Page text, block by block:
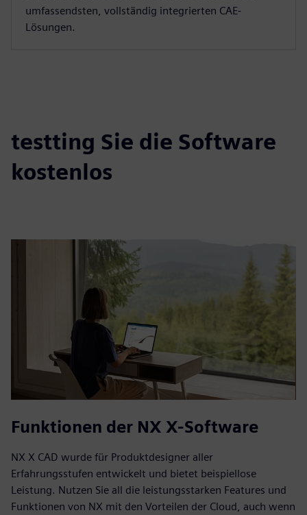
umfassendsten, vollständig integrierten CAE-
Lösungen.
testting Sie die Software
kostenlos
Funktionen der NX X-Software
NX X CAD wurde für Produktdesigner aller
Erfahrungsstufen entwickelt und bietet beispiellose
Leistung. Nutzen Sie all die leistungsstarken Features und
Funktionen von NX mit den Vorteilen der Cloud, auch wenn